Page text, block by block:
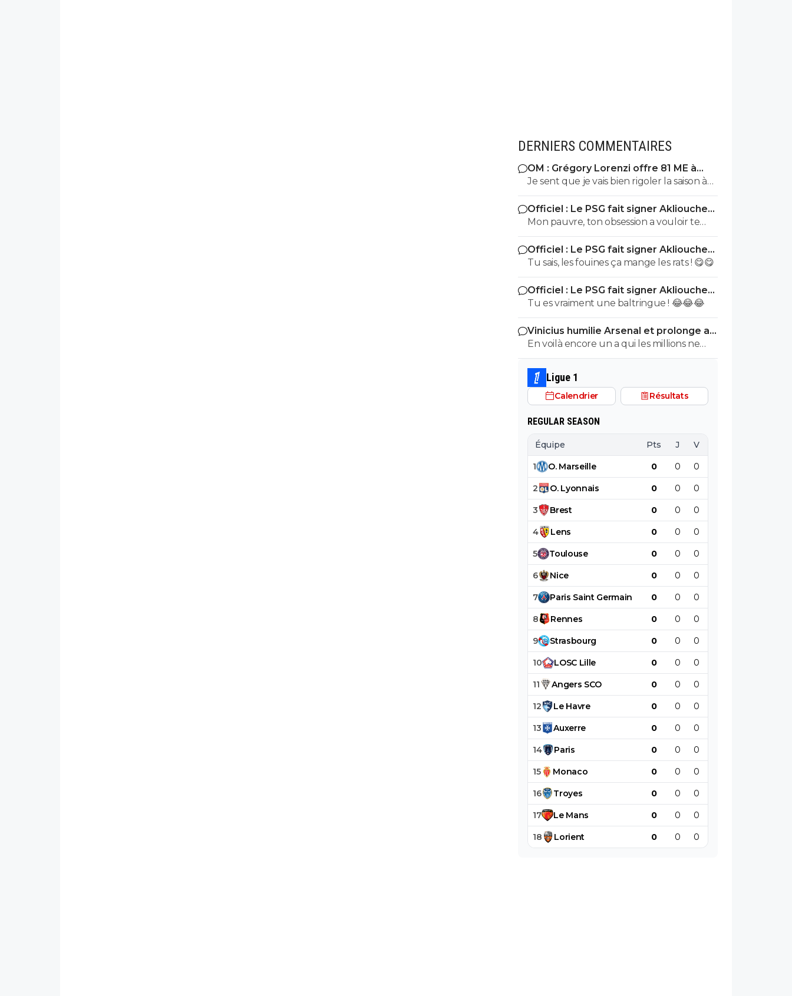
DERNIERS COMMENTAIRES
OM : Grégory Lorenzi offre 81 ME à
Frank McCourt
Je sent que je vais bien rigoler la saison à
venir…😂😂😂
Officiel : Le PSG fait signer Akliouche
pour 50 ME
Mon pauvre, ton obsession a vouloir te
justifier sur chaque commentaire 🤣😂😂
Tu aurais la queue d'un chat qui sort de
bouche et on t'accuserait de l'avoir
mangé que tu nierais encore....mdr
Officiel : Le PSG fait signer Akliouche
pour 50 ME
Tu sais, les fouines ça mange les rats ! 😋😋
Officiel : Le PSG fait signer Akliouche
pour 50 ME
Tu es vraiment une baltringue ! 😂😂😂
Vinicius humilie Arsenal et prolonge au
Real jusqu’en 2032
En voilà encore un a qui les millions ne
suffisant pas, a craché sur son club pour
en récupérer quelques uns de plus...Un
mec pareil me pue au nez...Reste au Réal
et continue a bien pourrir le vestiaire !
Ligue 1
Calendrier Résultats
REGULAR SEASON
Équipe Pts J V
1 O. Marseille 0 0 0
2 O. Lyonnais 0 0 0
3 Brest 0 0 0
4 Lens 0 0 0
5 Toulouse 0 0 0
6 Nice 0 0 0
7 Paris Saint Germain 0 0 0
8 Rennes 0 0 0
9 Strasbourg 0 0 0
10 LOSC Lille 0 0 0
11 Angers SCO 0 0 0
12 Le Havre 0 0 0
13 Auxerre 0 0 0
14 Paris 0 0 0
15 Monaco 0 0 0
16 Troyes 0 0 0
17 Le Mans 0 0 0
18 Lorient 0 0 0